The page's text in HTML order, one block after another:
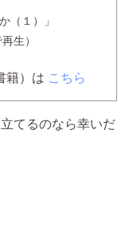
（１）」
生）
籍）は こちら
てるのなら幸いだ